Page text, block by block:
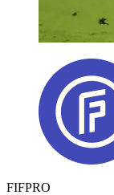
FIFPRO